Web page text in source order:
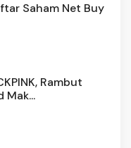
Saham Net Buy
Rambut
Mak...